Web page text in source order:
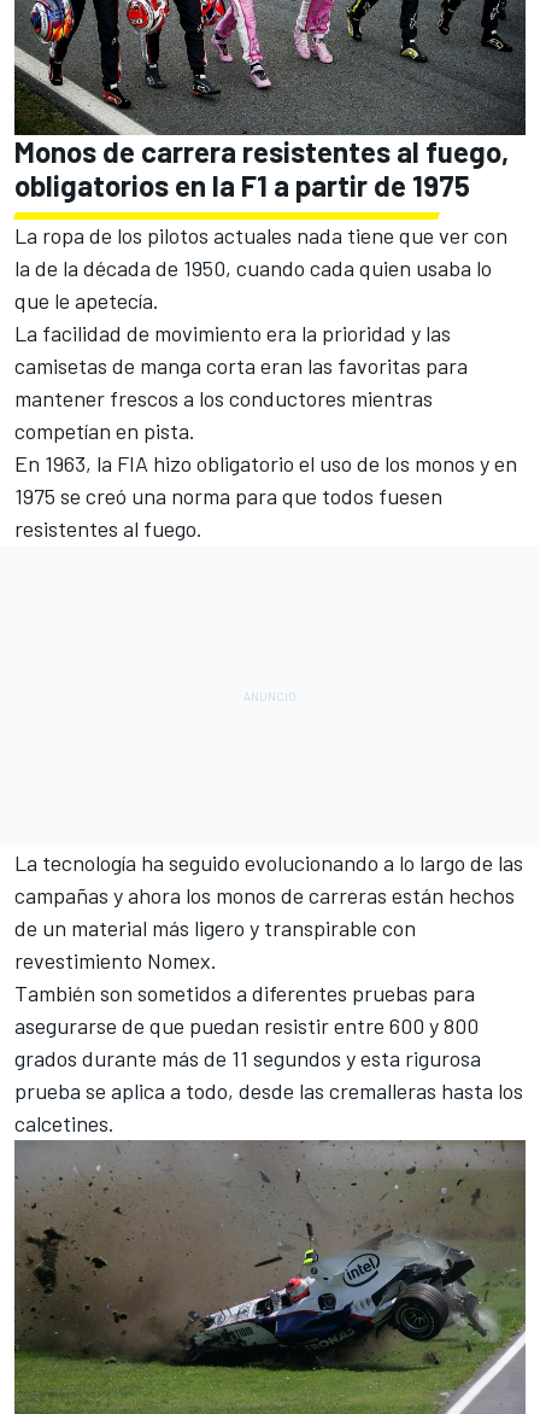
Monos de carrera resistentes al fuego,
obligatorios en la F1 a partir de 1975
La ropa de los pilotos actuales nada tiene que ver con
la de la década de 1950, cuando cada quien usaba lo
que le apetecía.
La facilidad de movimiento era la prioridad y las
camisetas de manga corta eran las favoritas para
mantener frescos a los conductores mientras
competían en pista.
En 1963, la FIA hizo obligatorio el uso de los monos y en
1975 se creó una norma para que todos fuesen
resistentes al fuego.
La tecnología ha seguido evolucionando a lo largo de las
campañas y ahora los monos de carreras están hechos
de un material más ligero y transpirable con
revestimiento Nomex.
También son sometidos a diferentes pruebas para
asegurarse de que puedan resistir entre 600 y 800
grados durante más de 11 segundos y esta rigurosa
prueba se aplica a todo, desde las cremalleras hasta los
calcetines.